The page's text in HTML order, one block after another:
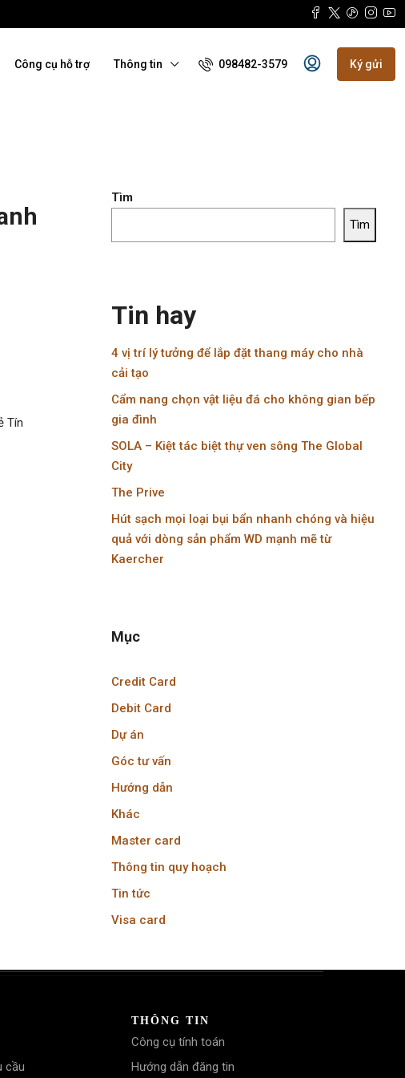
Công cụ hỗ trợ Thông tin 098482-3579 Ký gửi
Tín
Tìm
Tìm
Tin hay
4 vị trí lý tưởng để lắp đặt thang máy cho nhà
cải tạo
Cẩm nang chọn vật liệu đá cho không gian bếp
gia đình
SOLA – Kiệt tác biệt thự ven sông The Global
City
The Prive
Hút sạch mọi loại bụi bẩn nhanh chóng và hiệu
quả với dòng sản phẩm WD mạnh mẽ từ
Kaercher
Mục
Credit Card
Debit Card
Dự án
Góc tư vấn
Hướng dẫn
Khác
Master card
Thông tin quy hoạch
Tin tức
Visa card
cầu
THÔNG TIN
Công cụ tính toán
Hướng dẫn đăng tin